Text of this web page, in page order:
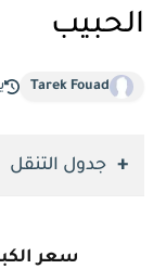
الحبيب
Tarek Fouad
جدول التنقل
سعر